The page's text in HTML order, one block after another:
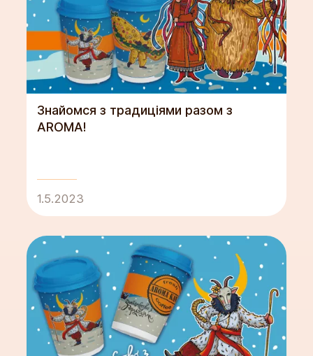
Знайомся з традиціями разом з
AROMA!
1.5.2023